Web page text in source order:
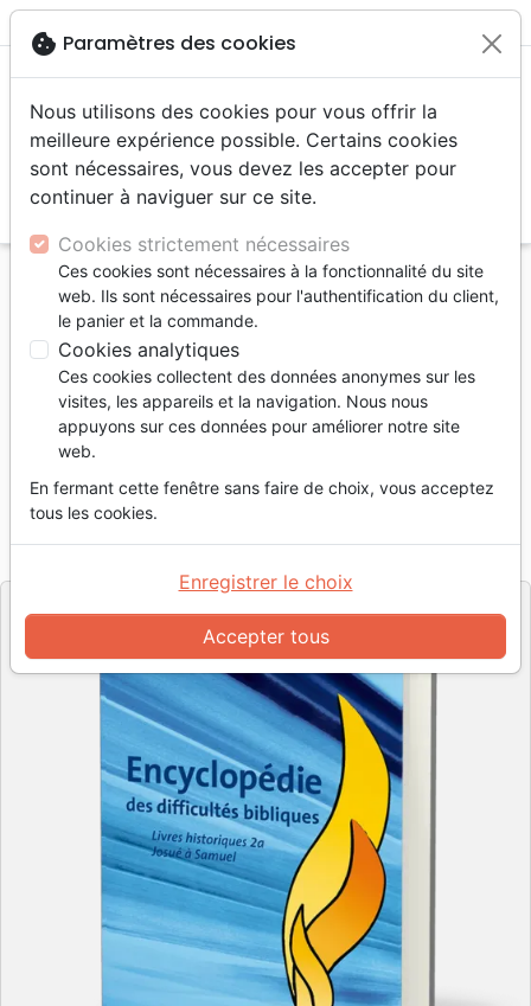
menu
Accueil Livres Commentaires
Livres d'histoire
Livres historiques - Encyclopédie des difficultés
bibliques volumes 2a & 2b [lot insécable]
Livres historiques
Encyclopédie des difficultés bibliques
volumes 2a & 2b [lot insécable]
Auteur :Alfred Kuen
cookie Paramètres des cookies
Nous utilisons des cookies pour vous offrir la
meilleure expérience possible. Certains cookies
sont nécessaires, vous devez les accepter pour
continuer à naviguer sur ce site.
Cookies strictement nécessaires
Ces cookies sont nécessaires à la fonctionnalité du site
web. Ils sont nécessaires pour l'authentification du client,
le panier et la commande.
Cookies analytiques
Ces cookies collectent des données anonymes sur les
visites, les appareils et la navigation. Nous nous
appuyons sur ces données pour améliorer notre site
web.
En fermant cette fenêtre sans faire de choix, vous acceptez
tous les cookies.
Accepter tous
Enregistrer le choix